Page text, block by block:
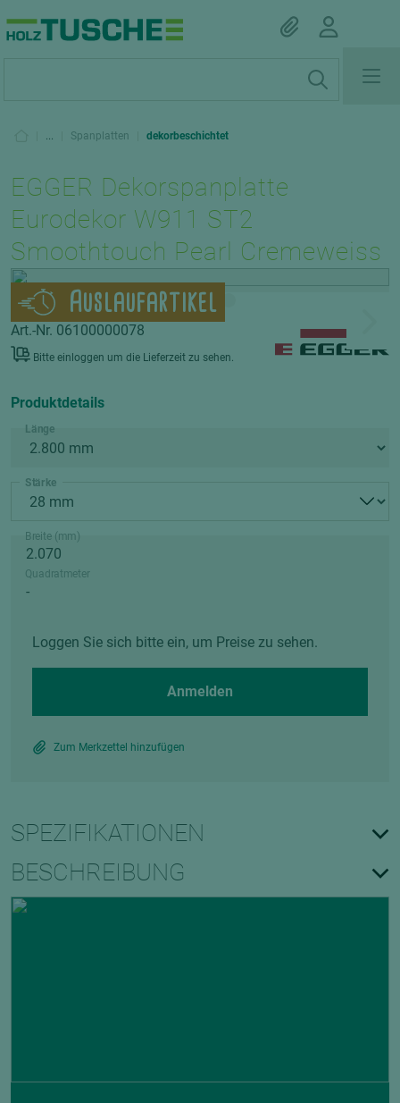
... Spanplatten dekorbeschichtet
EGGER Dekorspanplatte
Eurodekor W911 ST2
Smoothtouch Pearl Cremeweiss
Auslaufartikel
Art.-Nr. 06100000078
Bitte einloggen um die Lieferzeit zu sehen.
Produktdetails
Länge
Stärke
Breite (mm)
Quadratmeter
Loggen Sie sich bitte ein, um Preise zu sehen.
Anmelden
Zum Merkzettel hinzufügen
SPEZIFIKATIONEN
BESCHREIBUNG